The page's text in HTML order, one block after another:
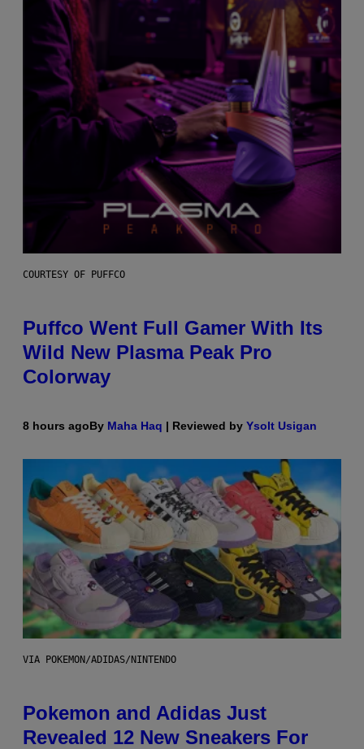
COURTESY OF PUFFCO
Puffco Went Full Gamer With Its
Wild New Plasma Peak Pro
Colorway
8 hours agoBy Maha Haq | Reviewed by Ysolt Usigan
VIA POKEMON/ADIDAS/NINTENDO
Pokemon and Adidas Just
Revealed 12 New Sneakers For